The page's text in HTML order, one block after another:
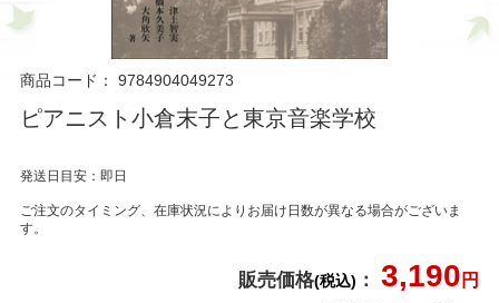
商品コード： 9784904049273
ピアニスト小倉末子と東京音楽学校
発送日目安：即日
ご注文のタイミング、在庫状況によりお届け日数が異なる場合がございま
す。
販売価格(税込) ： 3,190 円